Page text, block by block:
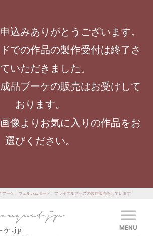
込みありがとうございます。
での作品の製作受付は終了さ
いただきました。
品ブーケの販売はお受けして
おります。
像よりお気に入りの作品をお
選びください。
ブーケ、ウェルカムボード、ブライダルグッズの製作販売をしています
MENU